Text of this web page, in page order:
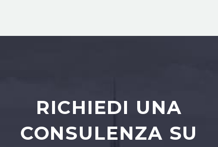
RICHIEDI UNA
CONSULENZA SU